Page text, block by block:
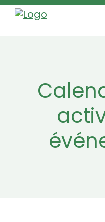
Skip to content
Calendrier des